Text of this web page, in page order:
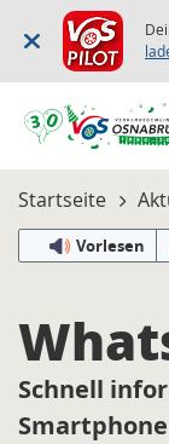
Startseite
Vorlesen
Schnell
Smartphone